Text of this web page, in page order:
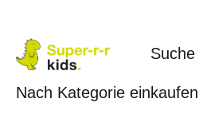
Nach Kategorie einkaufen